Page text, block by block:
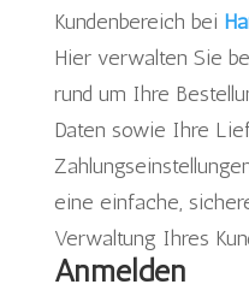
Kundenbereich bei
Hier verwalten Sie
rund um Ihre
Daten sowie Ihre
eine einfache,
Verwaltung Ihres
Anmelden